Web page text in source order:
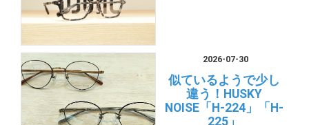
2026-07-30
似ているようで少し
違う！HUSKY
NOISE「H-224」「H-
225」